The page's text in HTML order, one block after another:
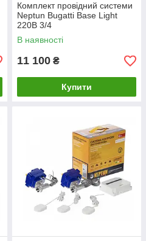
Комплект провідний системи
Neptun Bugatti Base Light
220В 3/4
В наявності
11 100 ₴
Купити